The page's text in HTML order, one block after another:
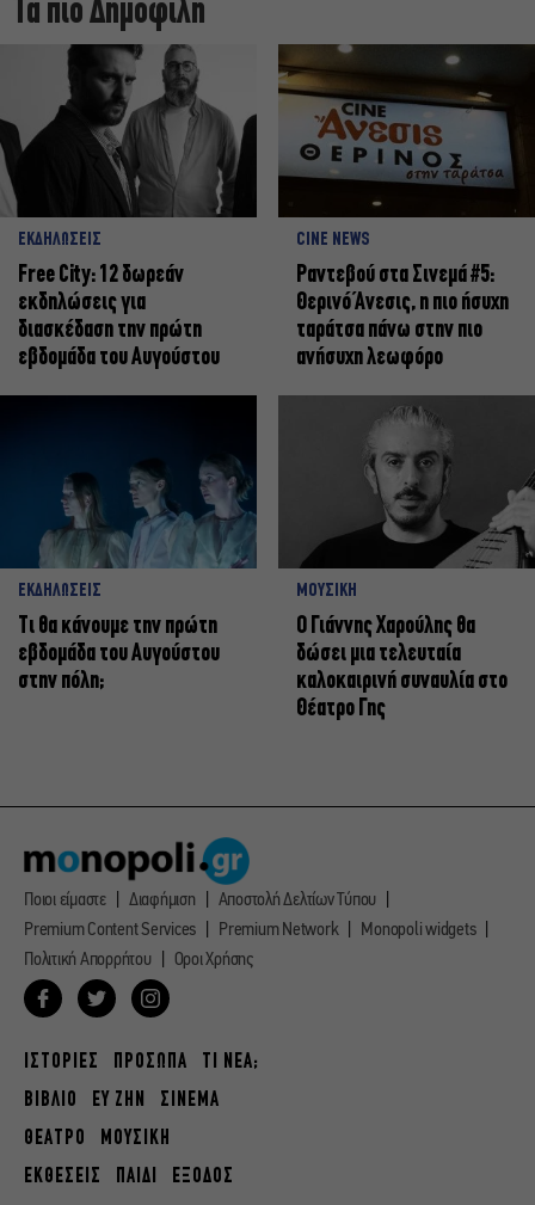
Τα πιο Δημοφιλή
ΕΚΔΗΛΩΣΕΙΣ
Free City: 12 δωρεάν
εκδηλώσεις για
διασκέδαση την πρώτη
εβδομάδα του Αυγούστου
CINE NEWS
Ραντεβού στα Σινεμά #5:
Θερινό Άνεσις, η πιο ήσυχη
ταράτσα πάνω στην πιο
ανήσυχη λεωφόρο
ΕΚΔΗΛΩΣΕΙΣ
Τι θα κάνουμε την πρώτη
εβδομάδα του Αυγούστου
στην πόλη;
ΜΟΥΣΙΚΗ
Ο Γιάννης Χαρούλης θα
δώσει μια τελευταία
καλοκαιρινή συναυλία στο
Θέατρο Γης
Ποιοι είμαστε Διαφήμιση
Αποστολή Δελτίων Τύπου
Premium Content Services
Premium Network
Monopoli widgets
Πολιτική Απορρήτου
Οροι Χρήσης
ΙΣΤΟΡΙΕΣ ΠΡΟΣΩΠΑ
ΤΙ ΝΕΑ;
ΒΙΒΛΙΟ
ΕΥ ΖΗΝ
ΣΙΝΕΜΑ
ΘΕΑΤΡΟ
ΜΟΥΣΙΚΗ
ΕΚΘΕΣΕΙΣ
ΠΑΙΔΙ
ΕΞΟΔΟΣ